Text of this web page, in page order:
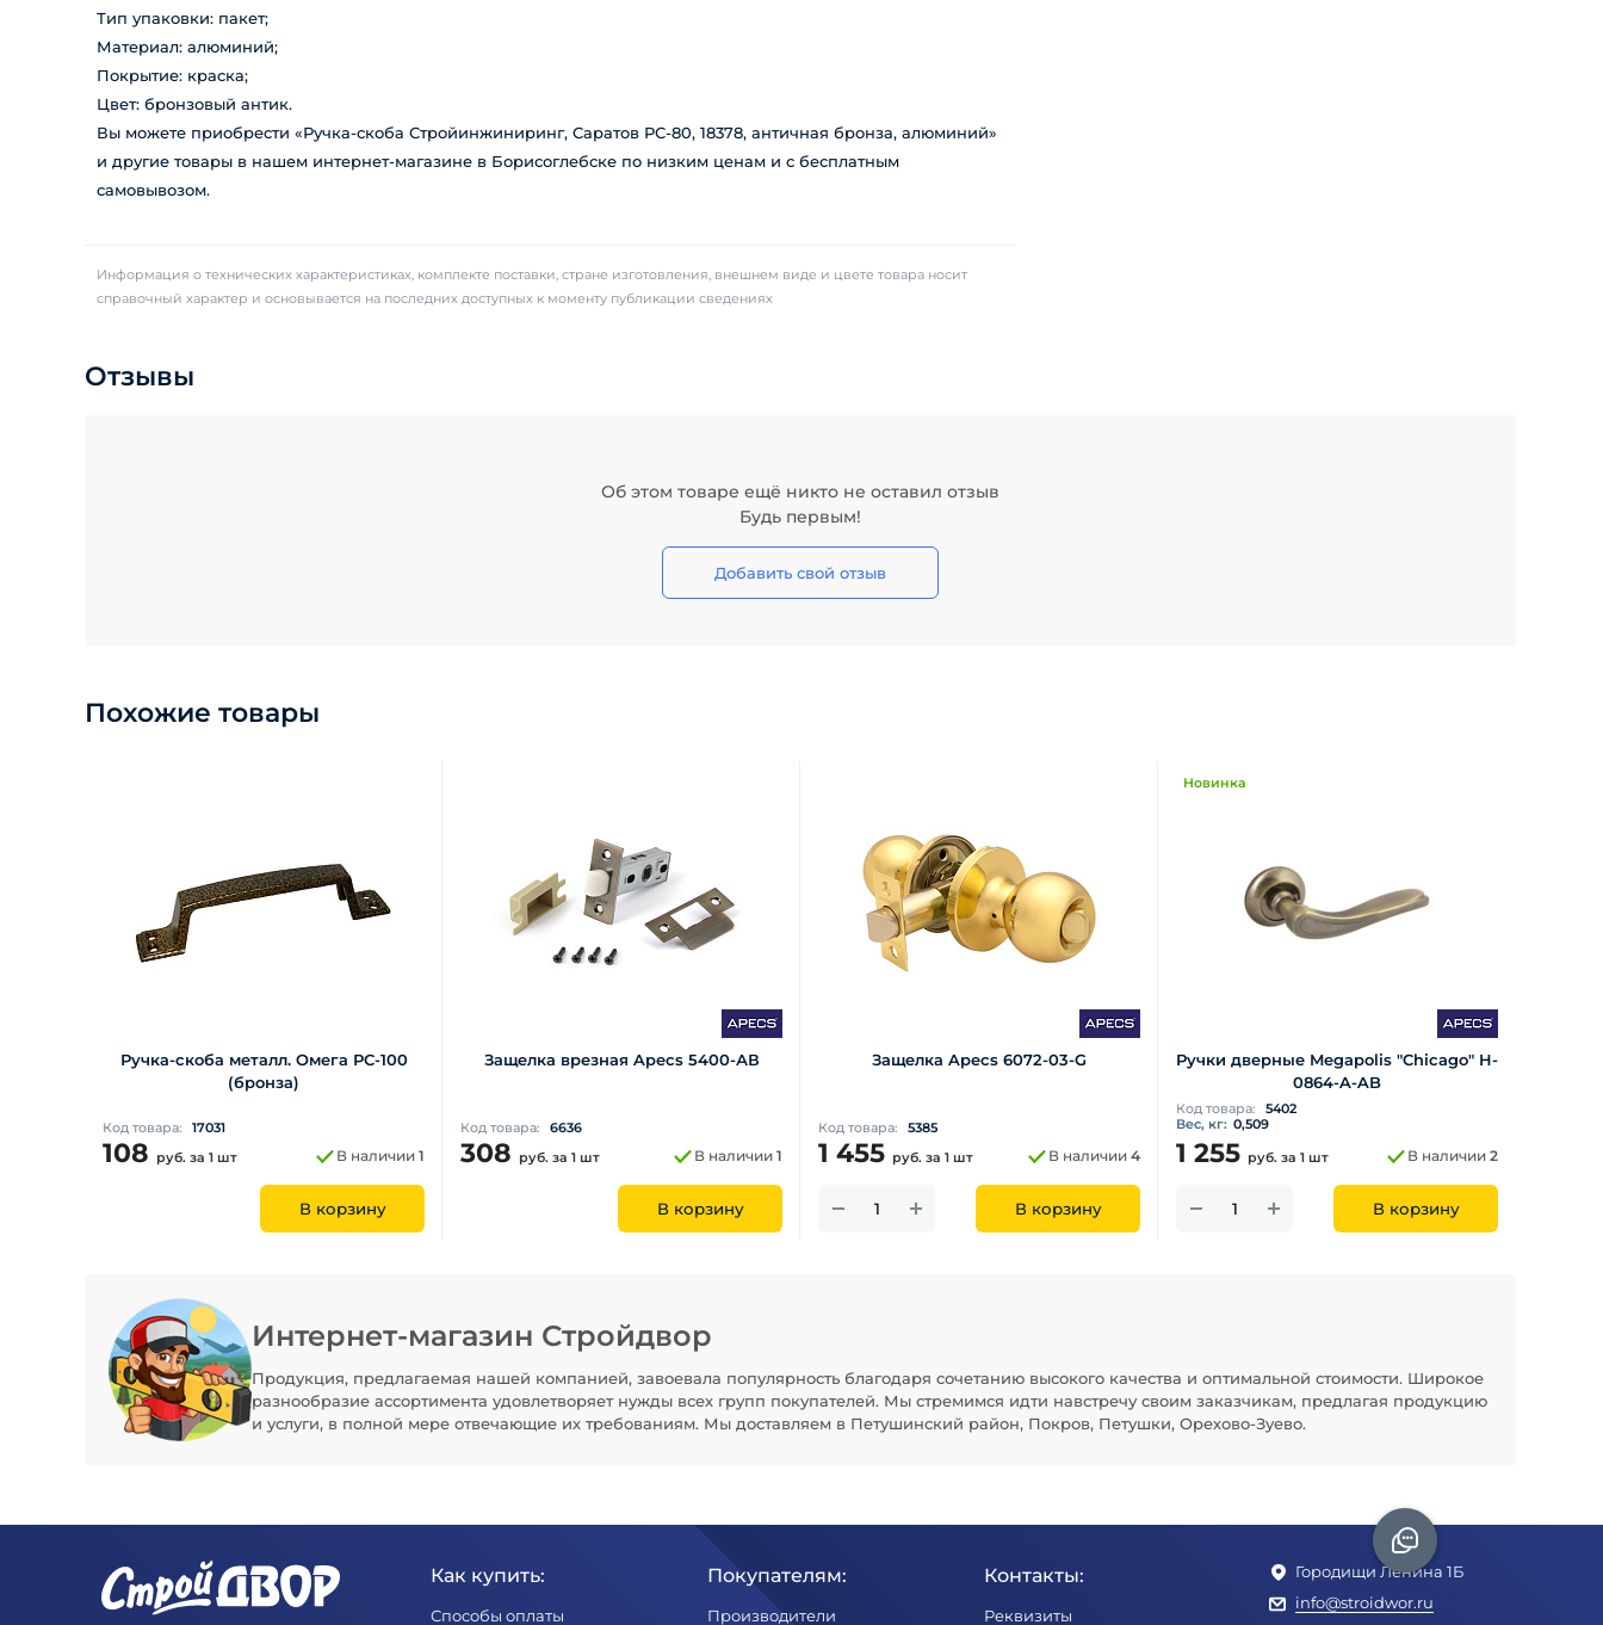
Тип упаковки: пакет;
Материал: алюминий;
Покрытие: краска;
Цвет: бронзовый антик.
Вы можете приобрести «Ручка-скоба Стройинжиниринг, Саратов РС-80, 18378, античная бронза, алюминий»
и другие товары в нашем интернет-магазине в Борисоглебске по низким ценам и с бесплатным
самовывозом.
Информация о технических характеристиках, комплекте поставки, стране изготовления, внешнем виде и цвете товара носит
справочный характер и основывается на последних доступных к моменту публикации сведениях
Отзывы
Об этом товаре ещё никто не оставил отзыв
Будь первым!
Добавить свой отзыв
Похожие товары
Ручка-скоба металл. Омега РС-100
(бронза)
Код товара: 17031
108 руб. за 1 шт В наличии 1
В корзину
Защелка врезная Apecs 5400-АВ
Код товара: 6636
308 руб. за 1 шт В наличии 1
В корзину
Защелка Apecs 6072-03-G
Код товара: 5385
1 455 руб. за 1 шт В наличии 4
В корзину
Новинка
Ручки дверные Megapolis "Chicago" H-
0864-A-AB
Код товара:
5402
Вес, кг: 0,509
1 255 руб. за 1 шт В наличии 2
В корзину
Интернет-магазин Стройдвор
Продукция, предлагаемая нашей компанией, завоевала популярность благодаря сочетанию высокого качества и оптимальной стоимости. Широкое
разнообразие ассортимента удовлетворяет нужды всех групп покупателей. Мы стремимся идти навстречу своим заказчикам, предлагая продукцию
и услуги, в полной мере отвечающие их требованиям. Мы доставляем в Петушинский район, Покров, Петушки, Орехово-Зуево.
Как купить:
Способы оплаты
Покупателям:
Производители
Контакты:
Реквизиты
Городищи Ленина 1Б
info@stroidwor.ru